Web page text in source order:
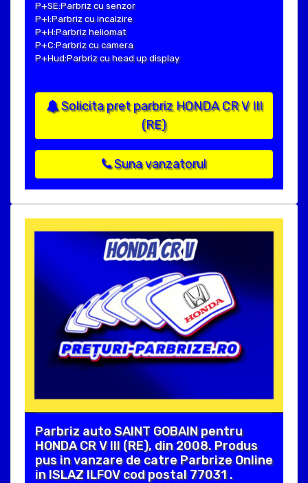
P+SE:Parbriz cu senzor
P+I:Parbriz cu incalzire
P+H:Parbriz heliomat
P+C:Parbriz cu camera
P+Hud:Parbriz cu head up display
Solicita pret parbriz HONDA CR V III
(RE)
Suna vanzatorul
Parbriz auto SAINT GOBAIN pentru
HONDA CR V III (RE), din 2008. Produs
pus in vanzare de catre Parbrize Online
in ISLAZ ILFOV cod postal 77031 .